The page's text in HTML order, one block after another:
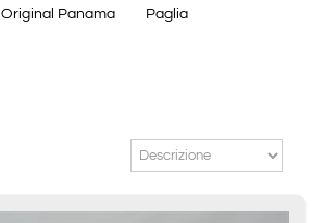
Original Panama Paglia